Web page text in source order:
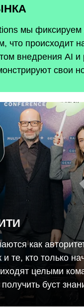
мы фиксируем
что происходит
внедрения AI и
свои
как
и те, кто только
целыми
буст